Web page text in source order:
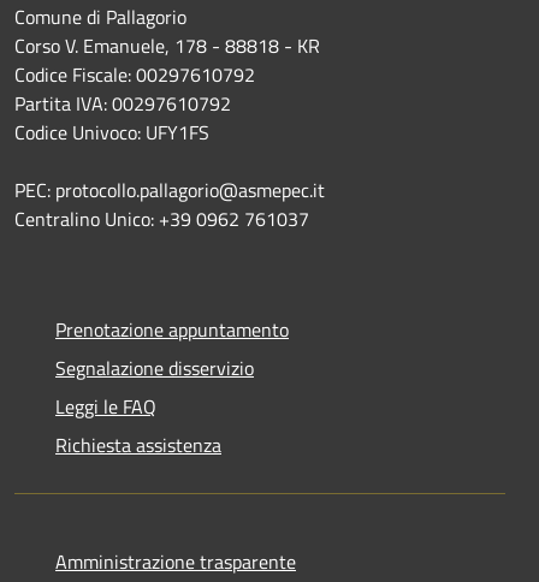
Comune di Pallagorio
Corso V. Emanuele, 178 - 88818 - KR
Codice Fiscale: 00297610792
Partita IVA: 00297610792
Codice Univoco: UFY1FS
PEC: protocollo.pallagorio@asmepec.it
Centralino Unico: +39 0962 761037
Prenotazione appuntamento
Segnalazione disservizio
Leggi le FAQ
Richiesta assistenza
Amministrazione trasparente